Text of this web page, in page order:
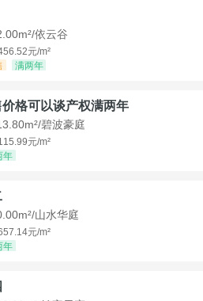
依云谷
元/m²
满两年
格可以谈产权满两年
碧波豪庭
元/m²
年
山水华庭
元/m²
年